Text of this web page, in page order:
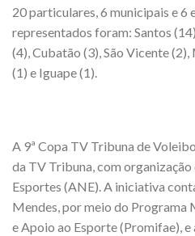
20 particulares, 6 municipais e 6
representados foram: Santos
(4), Cubatão (3), São Vicente
(1) e Iguape (1).
A 9ª Copa TV Tribuna de
da TV Tribuna, com
Esportes (ANE). A iniciativa
Mendes, por meio do Programa
e Apoio ao Esporte (Promifae), e